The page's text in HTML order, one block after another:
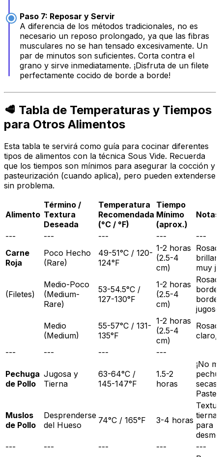
Paso 7: Reposar y Servir
A diferencia de los métodos tradicionales, no es
necesario un reposo prolongado, ya que las fibras
musculares no se han tensado excesivamente. Un
par de minutos son suficientes. Corta contra el
grano y sirve inmediatamente. ¡Disfruta de un filete
perfectamente cocido de borde a borde!
🥩 Tabla de Temperaturas y Tiempos
para Otros Alimentos
Esta tabla te servirá como guía para cocinar diferentes
tipos de alimentos con la técnica Sous Vide. Recuerda
que los tiempos son mínimos para asegurar la cocción y
pasteurización (cuando aplica), pero pueden extenderse
sin problema.
Alimento
Término /
Textura
Deseada
Temperatura
Recomendada
(°C / °F)
Tiempo
Mínimo
(aprox.)
Notas
--- --- --- ---
---
Carne
Roja
Poco Hecho
(Rare)
49-51°C / 120-
124°F
1-2 horas
(2.5-4
cm)
muy
(Filetes)
Medio-Poco
(Medium-
Rare)
53-54.5°C /
127-130°F
1-2 horas
(2.5-4
cm)
borde
borde,
jugoso
Medio
(Medium)
55-57°C / 131-
135°F
1-2 horas
(2.5-4
cm)
claro,
---
--- --- ---
Pechuga
de Pollo
Jugosa y
Tierna
63-64°C /
145-147°F
1.5-2
horas
¡No
secas!
Muslos
de Pollo
Desprenderse
del Hueso
74°C / 165°F 3-4 horas para
---
--- --- ---
---